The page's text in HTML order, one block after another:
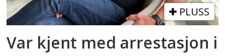
PLUSS
Var kjent med arrestasjon i